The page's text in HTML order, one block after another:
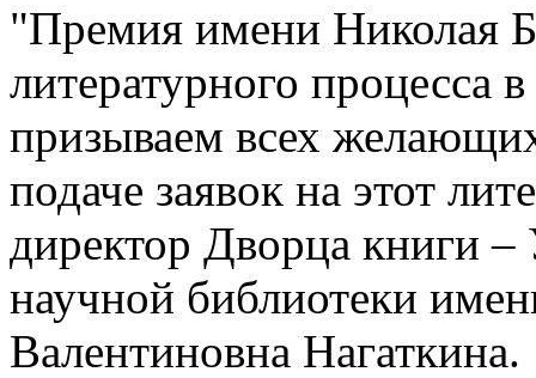
"Премия имени Николая
литературного процесса
призываем всех
подаче заявок на этот
директор Дворца книги –
научной библиотеки
Валентиновна Нагаткина.